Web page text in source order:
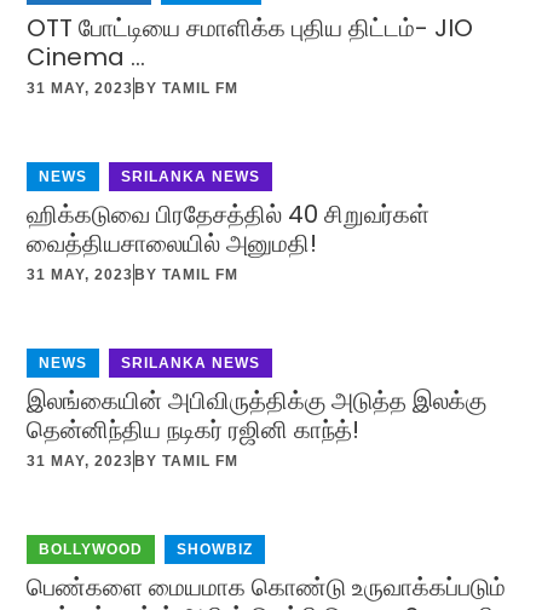
OTT போட்டியை சமாளிக்க புதிய திட்டம்- JIO
Cinema …
31 MAY, 2023 BYTAMIL FM
NEWS SRILANKA NEWS
ஹிக்கடுவை பிரதேசத்தில் 40 சிறுவர்கள்
வைத்தியசாலையில் அனுமதி!
31 MAY, 2023 BYTAMIL FM
NEWS SRILANKA NEWS
இலங்கையின் அபிவிருத்திக்கு அடுத்த இலக்கு
தென்னிந்திய நடிகர் ரஜினி காந்த்!
31 MAY, 2023 BYTAMIL FM
BOLLYWOOD SHOWBIZ
பெண்களை மையமாக கொண்டு உருவாக்கப்படும்